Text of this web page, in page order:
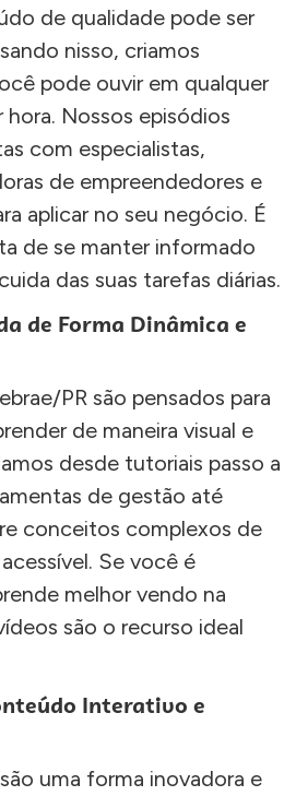
de qualidade pode ser
nisso, criamos
pode ouvir em qualquer
hora. Nossos episódios
com especialistas,
de empreendedores e
aplicar no seu negócio. É
de se manter informado
das suas tarefas diárias.
de Forma Dinâmica e
PR são pensados para
de maneira visual e
desde tutoriais passo a
de gestão até
conceitos complexos de
Se você é
melhor vendo na
são o recurso ideal
Interativo e
são uma forma inovadora e